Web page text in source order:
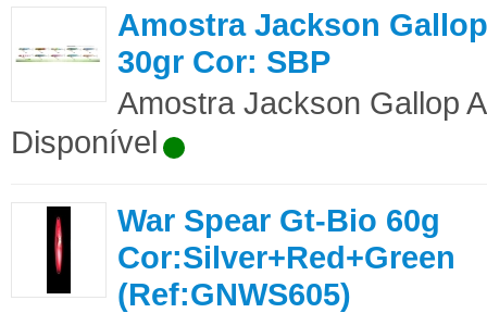
Amostra Jackson
30gr Cor: SBP
Amostra Jackson Gallop
Disponível
War Spear Gt-Bio 60g
Cor:Silver+Red+Green
(Ref:GNWS605)